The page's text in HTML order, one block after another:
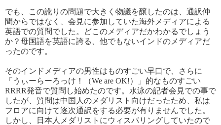
でも、この訛りの問題で大きく物議を醸したのは、通訳仲
間からではなく、会見に参加していた海外メディアによる
英語での質問でした。どこのメディアだかわかるでしょう
か？母国語を英語に誇る、他でもないインドのメディアだ
ったのです。
そのインドメディアの男性はものすごい早口で、さらに
「うぃーらーろっけ！（We are OK!）」的なものすごい
RRRR発音で質問し始めたのです。水泳の記者会見での事で
したが、質問は中国人のメダリスト向けだったため、私は
フロアに向けて逐次通訳をする必要が有りませんでした。
しかし、日本人メダリストにウィスパリングしていたので